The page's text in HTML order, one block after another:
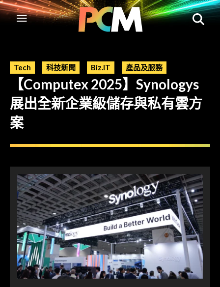
Tech 科技新聞 Biz.IT 產品及服務
【Computex 2025】Synologys
展出全新企業級儲存與私有雲方
案